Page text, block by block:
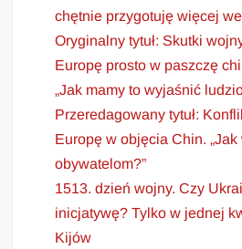
chętnie przygotuję więcej
Oryginalny tytuł: Skutki
Europę prosto w paszczę
„Jak mamy to wyjaśnić
Przeredagowany tytuł:
Europę w objęcia Chin. „Jak
obywatelom?”
1513. dzień wojny. Czy
inicjatywę? Tylko w jednej
Kijów